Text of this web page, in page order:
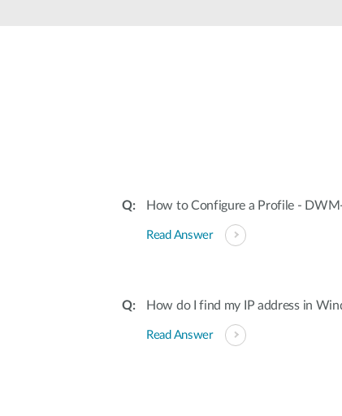
How to Configure a Profile -
Read Answer
How do I find my IP address in
Read Answer